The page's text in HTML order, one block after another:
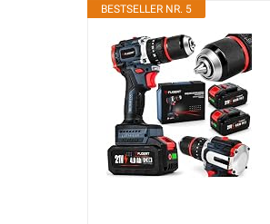
BESTSELLER NR. 5